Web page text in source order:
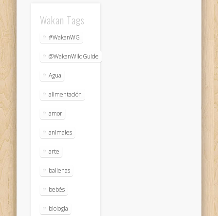
Wakan Tags
#WakanWG
@WakanWildGuide
Agua
alimentación
amor
animales
arte
ballenas
bebés
biologia